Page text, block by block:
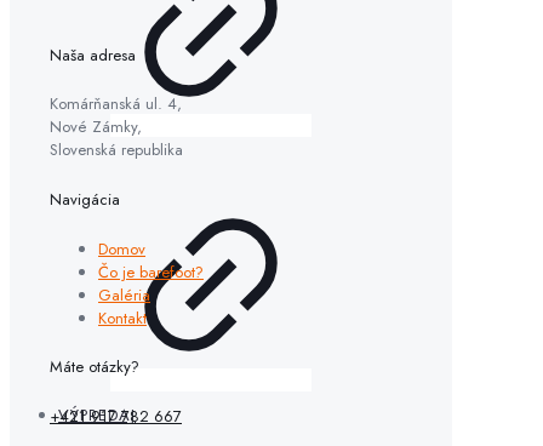
VÝPREDAJ
Naša adresa
Komárňanská ul. 4,
Nové Zámky,
Slovenská republika
Navigácia
Domov
Čo je barefoot?
Galéria
Kontakt
Máte otázky?
+421 917 782 667